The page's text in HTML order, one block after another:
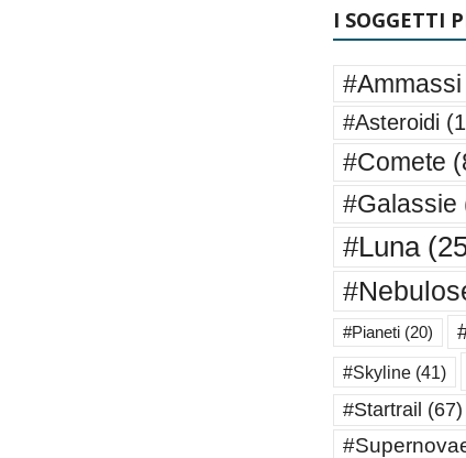
I SOGGETTI
#Ammassi
#Asteroidi
#Comete
#Galassie
#Luna
#Pianeti(20)
#Skyline(41)
#Startrail (67)